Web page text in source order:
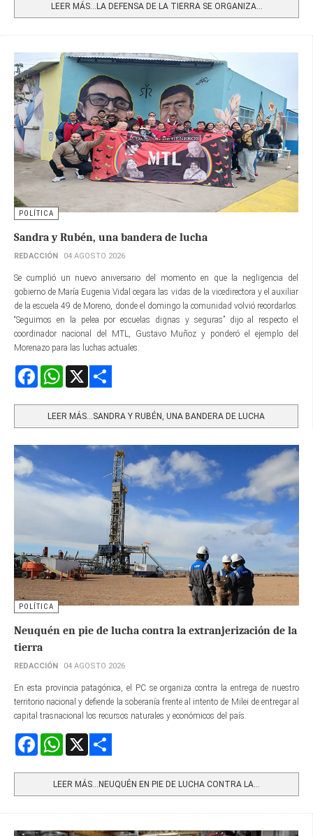
LEER MÁS…LA DEFENSA DE LA TIERRA SE ORGANIZA...
POLÍTICA
Sandra y Rubén, una bandera de lucha
REDACCIÓN 04 AGOSTO 2026
Se cumplió un nuevo aniversario del momento en que la negligencia del
gobierno de María Eugenia Vidal cegara las vidas de la vicedirectora y el auxiliar
de la escuela 49 de Moreno, donde el domingo la comunidad volvió recordarlos.
“Seguimos en la pelea por escuelas dignas y seguras” dijo al respecto el
coordinador nacional del MTL, Gustavo Muñoz y ponderó el ejemplo del
Morenazo para las luchas actuales.
FacebookWhatsApp
LEER MÁS…SANDRA Y RUBÉN, UNA BANDERA DE LUCHA
POLÍTICA
Neuquén en pie de lucha contra la extranjerización de la
tierra
REDACCIÓN 04 AGOSTO 2026
En esta provincia patagónica, el PC se organiza contra la entrega de nuestro
territorio nacional y defiende la soberanía frente al intento de Milei de entregar al
capital trasnacional los recursos naturales y económicos del país.
FacebookWhatsApp
LEER MÁS…NEUQUÉN EN PIE DE LUCHA CONTRA LA...